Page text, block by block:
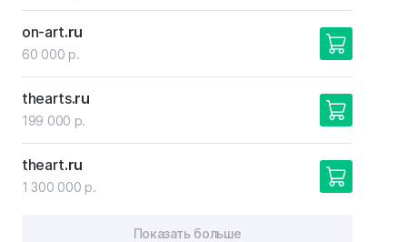
on-art.ru
60 000 р.
thearts.ru
199 000 р.
theart.ru
1 300 000 р.
Показать больше